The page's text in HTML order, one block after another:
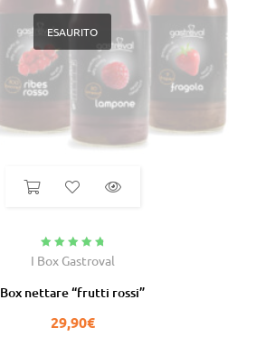
ESAURITO
Valutato
4.95
I Box Gastroval
Box nettare “frutti rossi”
29,90€